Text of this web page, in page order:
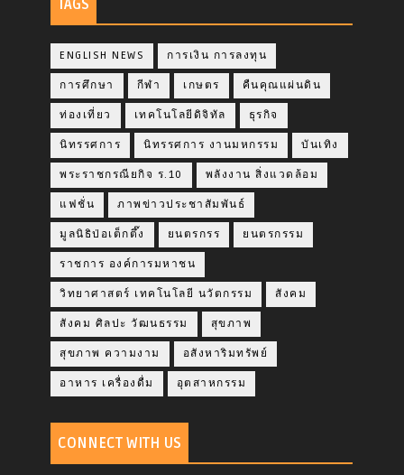
TAGS
ENGLISH NEWS การเงิน การลงทุน
การศึกษา กีฬา เกษตร คืนคุณแผ่นดิน
ท่องเที่ยว เทคโนโลยีดิจิทัล ธุรกิจ
นิทรรศการ นิทรรศการ งานมหกรรม บันเทิง
พระราชกรณียกิจ ร.10 พลังงาน สิ่งแวดล้อม
แฟชั่น ภาพข่าวประชาสัมพันธ์
มูลนิธิป่อเต็กตึ๊ง ยนตรกรร ยนตรกรรม
ราชการ องค์การมหาชน
วิทยาศาสตร์ เทคโนโลยี นวัตกรรม สังคม
สังคม ศิลปะ วัฒนธรรม สุขภาพ
สุขภาพ ความงาม อสังหาริมทรัพย์
อาหาร เครื่องดื่ม อุตสาหกรรม
CONNECT WITH US